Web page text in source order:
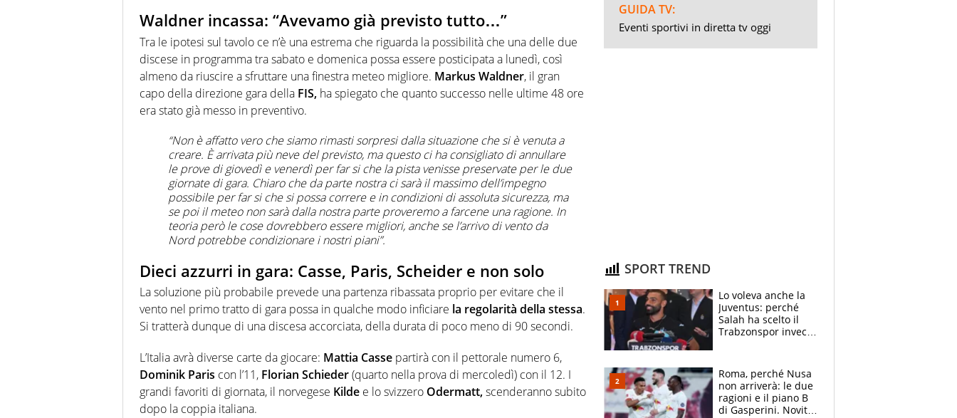
Waldner incassa: “Avevamo già previsto tutto…”
Tra le ipotesi sul tavolo ce n’è una estrema che riguarda la possibilità che una delle due
discese in programma tra sabato e domenica possa essere posticipata a lunedì, così
almeno da riuscire a sfruttare una finestra meteo migliore. Markus Waldner, il gran
capo della direzione gara della FIS, ha spiegato che quanto successo nelle ultime 48 ore
era stato già messo in preventivo.
“Non è affatto vero che siamo rimasti sorpresi dalla situazione che si è venuta a
creare. È arrivata più neve del previsto, ma questo ci ha consigliato di annullare
le prove di giovedì e venerdì per far si che la pista venisse preservate per le due
giornate di gara. Chiaro che da parte nostra ci sarà il massimo dell’impegno
possibile per far si che si possa correre e in condizioni di assoluta sicurezza, ma
se poi il meteo non sarà dalla nostra parte proveremo a farcene una ragione. In
teoria però le cose dovrebbero essere migliori, anche se l’arrivo di vento da
Nord potrebbe condizionare i nostri piani”.
Dieci azzurri in gara: Casse, Paris, Scheider e non solo
La soluzione più probabile prevede una partenza ribassata proprio per evitare che il
vento nel primo tratto di gara possa in qualche modo inficiare la regolarità della stessa.
Si tratterà dunque di una discesa accorciata, della durata di poco meno di 90 secondi.
L’Italia avrà diverse carte da giocare: Mattia Casse partirà con il pettorale numero 6,
Dominik Paris con l’11, Florian Schieder(quarto nella prova di mercoledì) con il 12. I
grandi favoriti di giornata, il norvegese Kilde e lo svizzero Odermatt,scenderanno subito
dopo la coppia italiana.
GUIDA TV:
Eventi sportivi in diretta tv oggi
SPORT TREND
Lo voleva anche la
Juventus: perché
Salah ha scelto il
Trabzonspor invece
Roma, perché Nusa
non arriverà: le due
ragioni e il piano B
di Gasperini. Novità